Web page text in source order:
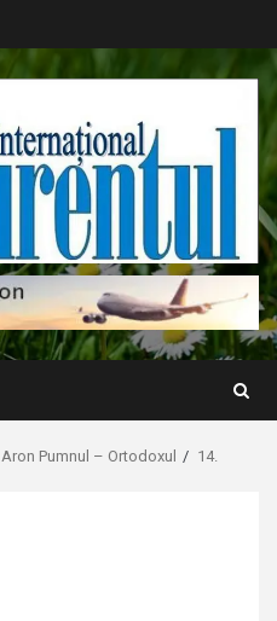
Aron Pumnul – Ortodoxul 14.